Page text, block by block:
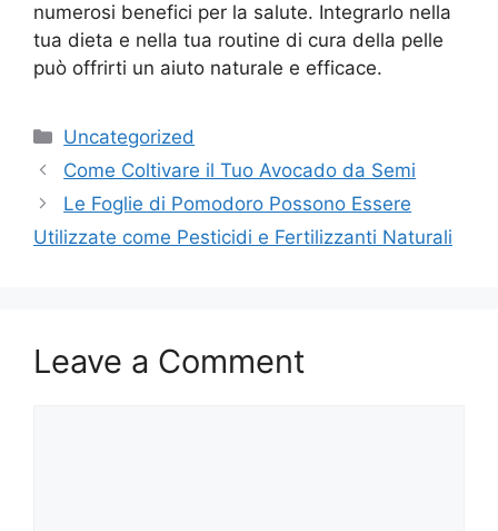
numerosi benefici per la salute. Integrarlo nella
tua dieta e nella tua routine di cura della pelle
può offrirti un aiuto naturale e efficace.
Categories
Uncategorized
Come Coltivare il Tuo Avocado da Semi
Le Foglie di Pomodoro Possono Essere
Utilizzate come Pesticidi e Fertilizzanti Naturali
Leave a Comment